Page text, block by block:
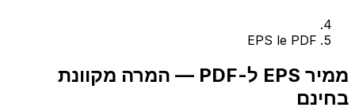
EPS le PDF
ממיר EPS ל-PDF — המרה מקוונת
בחינם